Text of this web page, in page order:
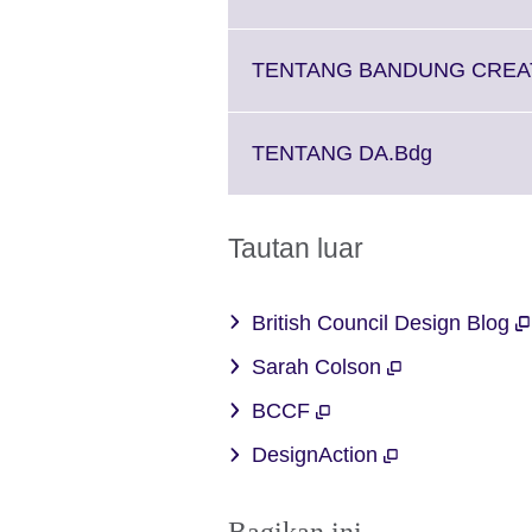
More
TENTANG BANDUNG
TENTANG DA.Bdg
Tautan luar
British Council Design Blog
Sarah Colson
BCCF
DesignAction